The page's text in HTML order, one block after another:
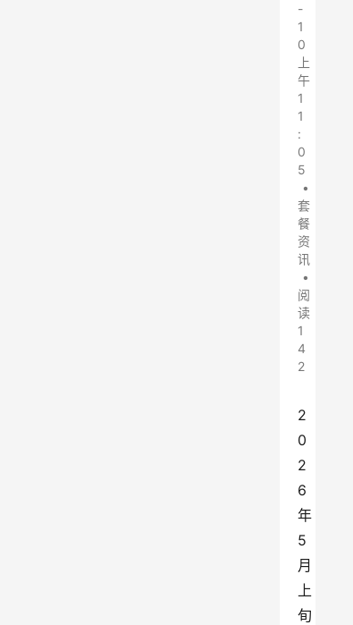
-
1
0
上
午
1
1
:
0
5
•
套
餐
资
讯
•
阅
读
1
4
2
2
0
2
6
年
5
月
上
旬